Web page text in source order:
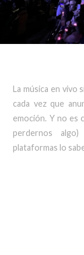
La música en vivo
cada vez que
emoción. Y no es
perdernos
plataformas lo